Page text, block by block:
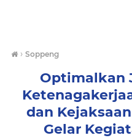
› Soppeng
Optimalkan
dan
Gelar